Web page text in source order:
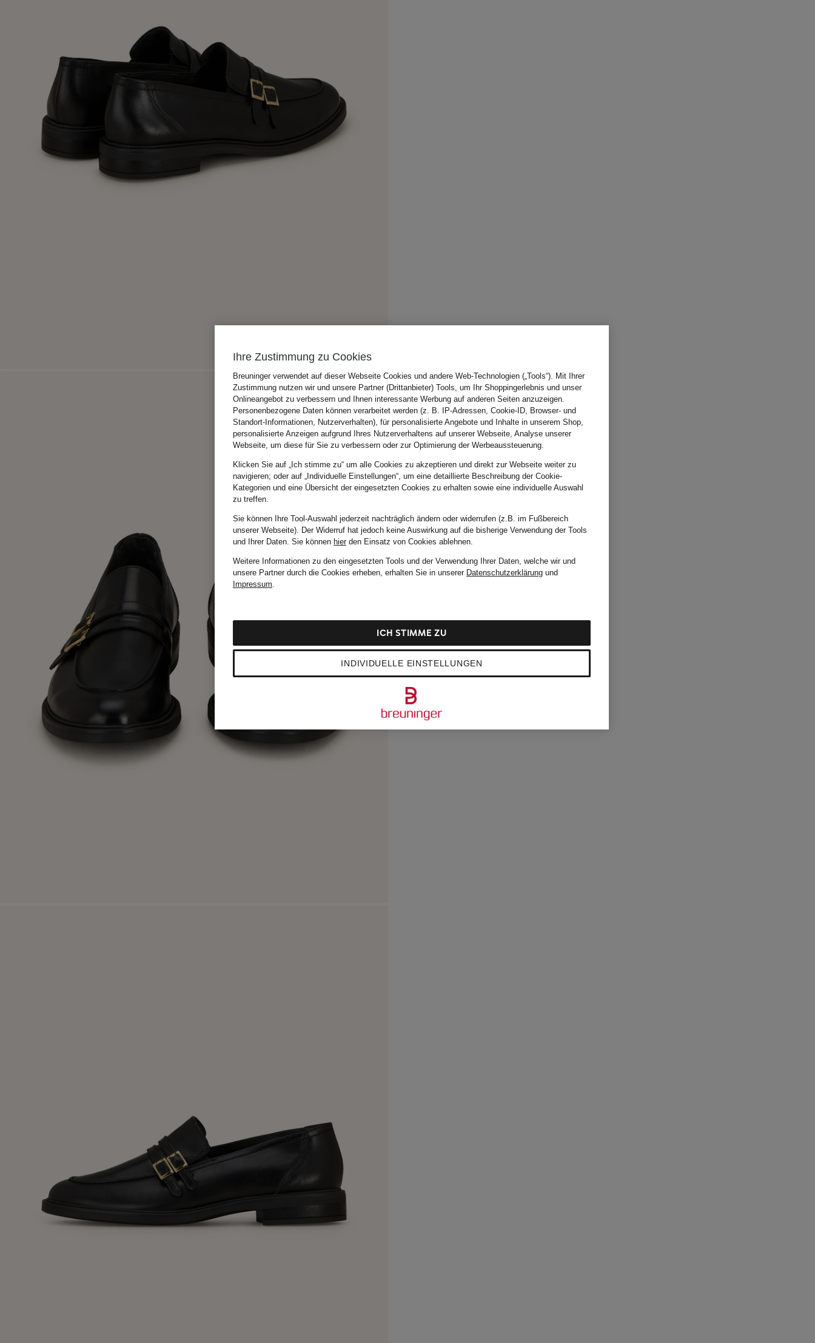
Ihre Zustimmung zu Cookies
Breuninger verwendet auf dieser Webseite Cookies und andere Web-Technologien („Tools“). Mit Ihrer
Zustimmung nutzen wir und unsere Partner (Drittanbieter) Tools, um Ihr Shoppingerlebnis und unser
Onlineangebot zu verbessern und Ihnen interessante Werbung auf anderen Seiten anzuzeigen.
Personenbezogene Daten können verarbeitet werden (z. B. IP-Adressen, Cookie-ID, Browser- und
Standort-Informationen, Nutzerverhalten), für personalisierte Angebote und Inhalte in unserem Shop,
personalisierte Anzeigen aufgrund Ihres Nutzerverhaltens auf unserer Webseite, Analyse unserer
Webseite, um diese für Sie zu verbessern oder zur Optimierung der Werbeaussteuerung.
Klicken Sie auf „Ich stimme zu“ um alle Cookies zu akzeptieren und direkt zur Webseite weiter zu
navigieren; oder auf „Individuelle Einstellungen“, um eine detaillierte Beschreibung der Cookie-
Kategorien und eine Übersicht der eingesetzten Cookies zu erhalten sowie eine individuelle Auswahl
zu treffen.
Sie können Ihre Tool-Auswahl jederzeit nachträglich ändern oder widerrufen (z.B. im Fußbereich
unserer Webseite). Der Widerruf hat jedoch keine Auswirkung auf die bisherige Verwendung der Tools
und Ihrer Daten. Sie können hierden Einsatz von Cookies ablehnen.
Weitere Informationen zu den eingesetzten Tools und der Verwendung Ihrer Daten, welche wir und
unsere Partner durch die Cookies erheben, erhalten Sie in unserer Datenschutzerklärung und
Impressum.
INDIVIDUELLE EINSTELLUNGEN
ICH STIMME ZU